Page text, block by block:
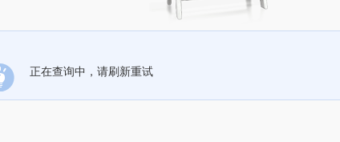
正在查询中，请刷新重试